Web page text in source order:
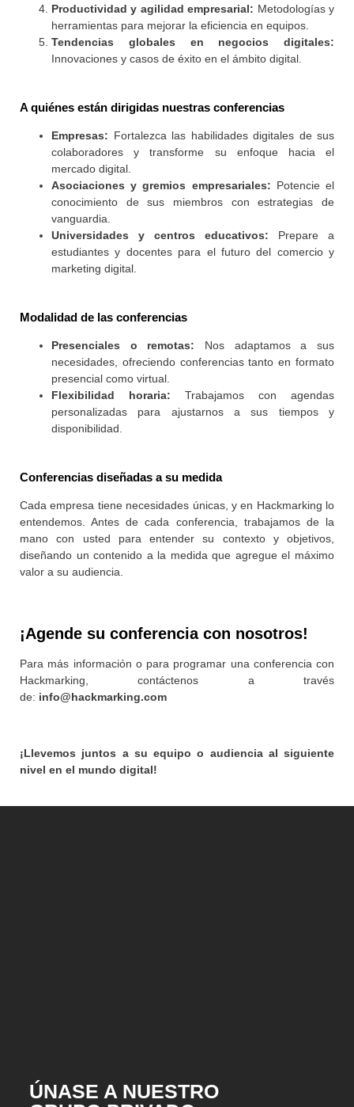
Productividad y agilidad empresarial: Metodologías y
herramientas para mejorar la eficiencia en equipos.
Tendencias globales en negocios digitales:
Innovaciones y casos de éxito en el ámbito digital.
A quiénes están dirigidas nuestras conferencias
Empresas: Fortalezca las habilidades digitales de sus
colaboradores y transforme su enfoque hacia el
mercado digital.
Asociaciones y gremios empresariales: Potencie el
conocimiento de sus miembros con estrategias de
vanguardia.
Universidades y centros educativos: Prepare a
estudiantes y docentes para el futuro del comercio y
marketing digital.
Modalidad de las conferencias
Presenciales o remotas: Nos adaptamos a sus
necesidades, ofreciendo conferencias tanto en formato
presencial como virtual.
Flexibilidad horaria: Trabajamos con agendas
personalizadas para ajustarnos a sus tiempos y
disponibilidad.
Conferencias diseñadas a su medida
Cada empresa tiene necesidades únicas, y en Hackmarking lo
entendemos. Antes de cada conferencia, trabajamos de la
mano con usted para entender su contexto y objetivos,
diseñando un contenido a la medida que agregue el máximo
valor a su audiencia.
¡Agende su conferencia con nosotros!
Para más información o para programar una conferencia con
Hackmarking, contáctenos a través
de: info@hackmarking.com
¡Llevemos juntos a su equipo o audiencia al siguiente
nivel en el mundo digital!
ÚNASE A NUESTRO